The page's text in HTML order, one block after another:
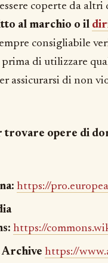
coperte da
al marchio o il
consigliabile
prima di utilizzare
assicurarsi di non
trovare opere di
https://
https://
https://